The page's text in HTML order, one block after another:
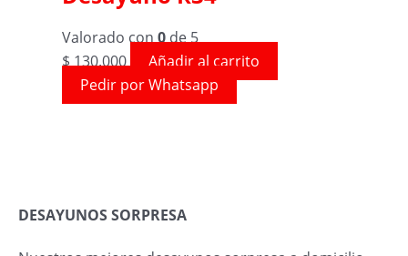
Valorado con0de 5
$130.000
Añadir al carrito
Pedir por Whatsapp
DESAYUNOS SORPRESA